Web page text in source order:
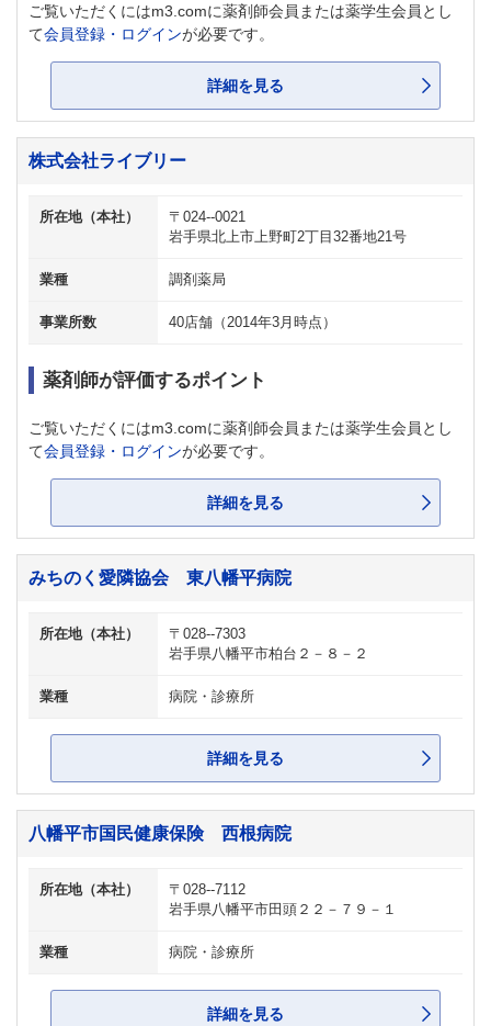
ご覧いただくにはm3.comに薬剤師会員または薬学生会員とし
て会員登録・ログインが必要です。
詳細を見る
株式会社ライブリー
所在地（本社）
〒024--0021
岩手県北上市上野町2丁目32番地21号
業種 調剤薬局
事業所数 40店舗（2014年3月時点）
薬剤師が評価するポイント
ご覧いただくにはm3.comに薬剤師会員または薬学生会員とし
て会員登録・ログインが必要です。
詳細を見る
みちのく愛隣協会 東八幡平病院
所在地（本社）
〒028--7303
岩手県八幡平市柏台２－８－２
業種 病院・診療所
詳細を見る
八幡平市国民健康保険 西根病院
所在地（本社）
〒028--7112
岩手県八幡平市田頭２２－７９－１
業種 病院・診療所
詳細を見る